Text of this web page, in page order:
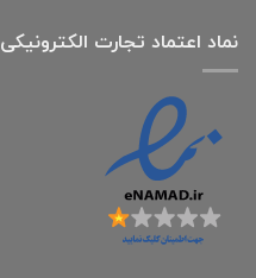
نماد اعتماد تجارت الكترونیكی